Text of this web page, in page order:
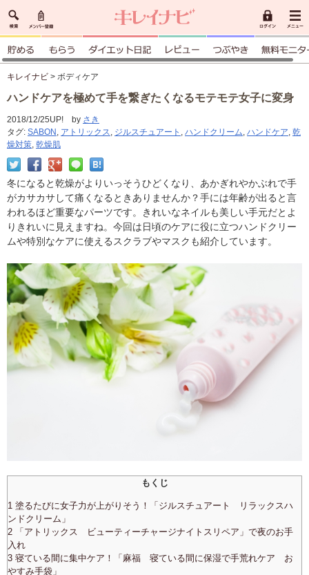
キレイナビ > ボディケア
ハンドケアを極めて手を繋ぎたくなるモテモテ女子に変身
2018/12/25UP! by さき
タグ: SABON , アトリックス, ジルスチュアート , ハンドクリーム, ハンドケア, 乾
燥対策, 乾燥肌
冬になると乾燥がよりいっそうひどくなり、あかぎれやかぶれで手
がカサカサして痛くなるときありませんか？手には年齢が出ると言
われるほど重要なパーツです。きれいなネイルも美しい手元だとよ
りきれいに見えますね。今回は日頃のケアに役に立つハンドクリー
ムや特別なケアに使えるスクラブやマスクも紹介しています。
もくじ
1 塗るたびに女子力が上がりそう！「ジルスチュアート リラックスハ
ンドクリーム」
2 「アトリックス ビューティーチャージナイトスリペア」で夜のお手
入れ
3 寝ている間に集中ケア！「麻福 寝ている間に保湿で手荒れケア お
やすみ手袋」